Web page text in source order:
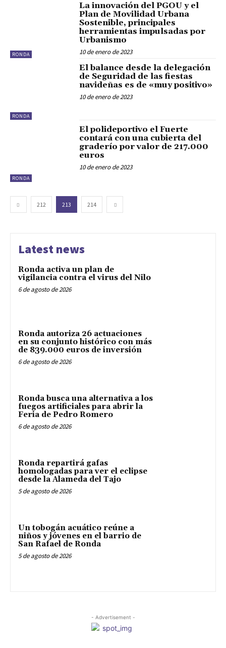
RONDA
La innovación del PGOU y el
Plan de Movilidad Urbana
Sostenible, principales
herramientas impulsadas por
Urbanismo
10 de enero de 2023
RONDA
El balance desde la delegación
de Seguridad de las fiestas
navideñas es de «muy positivo»
10 de enero de 2023
RONDA
El polideportivo el Fuerte
contará con una cubierta del
graderío por valor de 217.000
euros
10 de enero de 2023
212 213 214
Latest news
Ronda activa un plan de
vigilancia contra el virus del Nilo
6 de agosto de 2026
Ronda autoriza 26 actuaciones
en su conjunto histórico con más
de 839.000 euros de inversión
6 de agosto de 2026
Ronda busca una alternativa a los
fuegos artificiales para abrir la
Feria de Pedro Romero
6 de agosto de 2026
Ronda repartirá gafas
homologadas para ver el eclipse
desde la Alameda del Tajo
5 de agosto de 2026
Un tobogán acuático reúne a
niños y jóvenes en el barrio de
San Rafael de Ronda
5 de agosto de 2026
- Advertisement -